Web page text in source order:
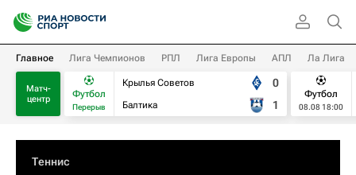
Главное Лига Чемпионов РПЛ Лига Европы АПЛ Ла Лига
Матч-
центр
Футбол
Перерыв
Крылья Советов
Балтика
0
1
Футбол
08.08 18:00
Теннис